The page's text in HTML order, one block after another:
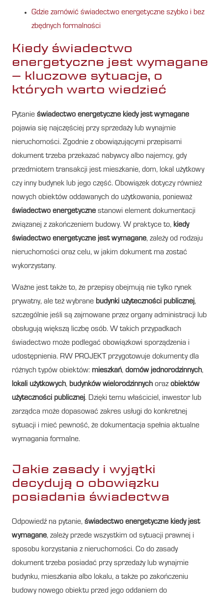
Gdzie zamówić świadectwo energetyczne szybko i bez
zbędnych formalności
Kiedy świadectwo
energetyczne jest wymagane
– kluczowe sytuacje, o
których warto wiedzieć
Pytanie świadectwo energetyczne kiedy jest wymagane
pojawia się najczęściej przy sprzedaży lub wynajmie
nieruchomości. Zgodnie z obowiązującymi przepisami
dokument trzeba przekazać nabywcy albo najemcy, gdy
przedmiotem transakcji jest mieszkanie, dom, lokal użytkowy
czy inny budynek lub jego część. Obowiązek dotyczy również
nowych obiektów oddawanych do użytkowania, ponieważ
świadectwo energetyczne stanowi element dokumentacji
związanej z zakończeniem budowy. W praktyce to, kiedy
świadectwo energetyczne jest wymagane, zależy od rodzaju
nieruchomości oraz celu, w jakim dokument ma zostać
wykorzystany.
Ważne jest także to, że przepisy obejmują nie tylko rynek
prywatny, ale też wybrane budynki użyteczności publicznej,
szczególnie jeśli są zajmowane przez organy administracji lub
obsługują większą liczbę osób. W takich przypadkach
świadectwo może podlegać obowiązkowi sporządzenia i
udostępnienia. RW PROJEKT przygotowuje dokumenty dla
różnych typów obiektów: mieszkań, domów jednorodzinnych,
lokali użytkowych, budynków wielorodzinnych oraz obiektów
użyteczności publicznej. Dzięki temu właściciel, inwestor lub
zarządca może dopasować zakres usługi do konkretnej
sytuacji i mieć pewność, że dokumentacja spełnia aktualne
wymagania formalne.
Jakie zasady i wyjątki
decydują o obowiązku
posiadania świadectwa
Odpowiedź na pytanie, świadectwo energetyczne kiedy jest
wymagane, zależy przede wszystkim od sytuacji prawnej i
sposobu korzystania z nieruchomości. Co do zasady
dokument trzeba posiadać przy sprzedaży lub wynajmie
budynku, mieszkania albo lokalu, a także po zakończeniu
budowy nowego obiektu przed jego oddaniem do